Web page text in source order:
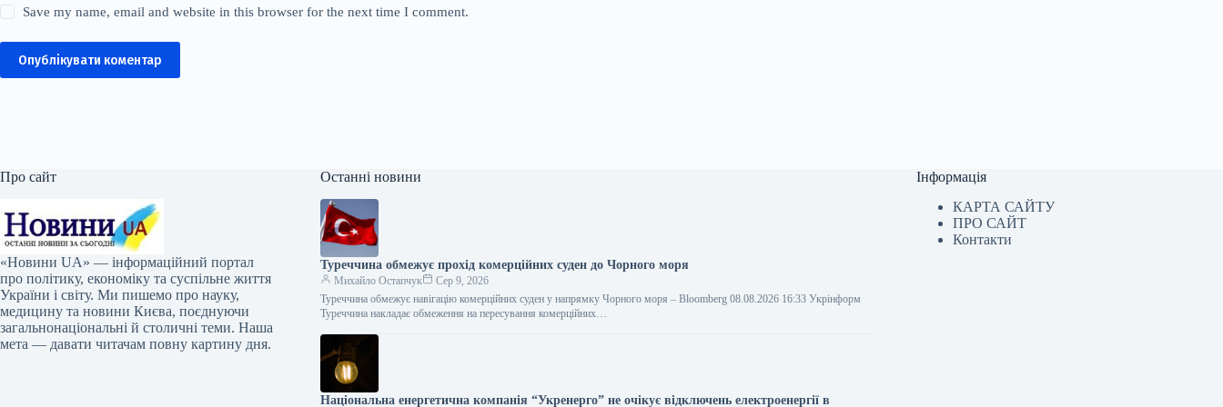
Save my name, email and website in this browser for the next time I comment.
Опублікувати коментар
Про сайт
«Новини UA» — інформаційний портал
про політику, економіку та суспільне життя
України і світу. Ми пишемо про науку,
медицину та новини Києва, поєднуючи
загальнонаціональні й столичні теми. Наша
мета — давати читачам повну картину дня.
Останні новини
Туреччина обмежує прохід комерційних суден до Чорного моря
Михайло Остапчук
Сер 9, 2026
Туреччина обмежує навігацію комерційних суден у напрямку Чорного моря – Bloomberg 08.08.2026 16:33 Укрінформ
Туреччина накладає обмеження на пересування комерційних…
Національна енергетична компанія “Укренерго” не очікує відключень електроенергії в
Інформація
КАРТА САЙТУ
ПРО САЙТ
Контакти